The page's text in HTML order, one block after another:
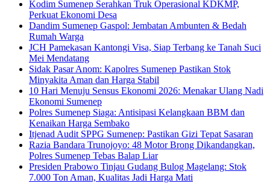
Kodim Sumenep Serahkan Truk Operasional KDKMP,
Perkuat Ekonomi Desa
Dandim Sumenep Gaspol: Jembatan Ambunten & Bedah
Rumah Warga
JCH Pamekasan Kantongi Visa, Siap Terbang ke Tanah Suci
Mei Mendatang
Sidak Pasar Anom: Kapolres Sumenep Pastikan Stok
Minyakita Aman dan Harga Stabil
10 Hari Menuju Sensus Ekonomi 2026: Menakar Ulang Nadi
Ekonomi Sumenep
Polres Sumenep Siaga: Antisipasi Kelangkaan BBM dan
Kenaikan Harga Sembako
Itjenad Audit SPPG Sumenep: Pastikan Gizi Tepat Sasaran
Razia Bandara Trunojoyo: 48 Motor Brong Dikandangkan,
Polres Sumenep Tebas Balap Liar
Presiden Prabowo Tinjau Gudang Bulog Magelang: Stok
7.000 Ton Aman, Kualitas Jadi Harga Mati